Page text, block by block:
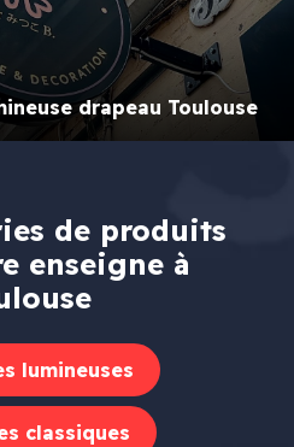
drapeau Toulouse
de produits
enseigne à
lumineuses
classiques